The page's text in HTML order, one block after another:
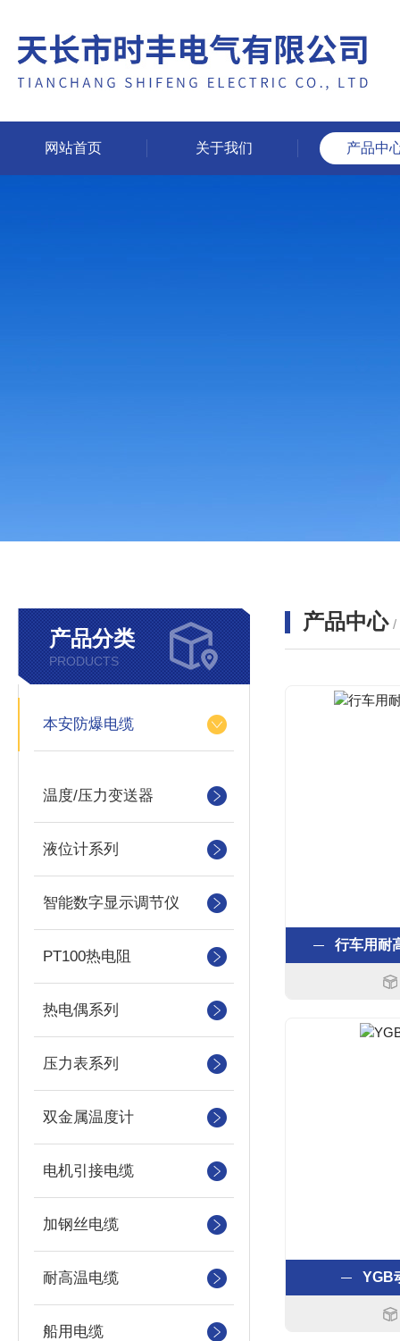
网站首页 关于我们 产品中
产品分类
PRODUCTS
本安防爆电缆
温度/压力变送器
液位计系列
智能数字显示调节仪
PT100热电阻
热电偶系列
压力表系列
双金属温度计
电机引接电缆
加钢丝电缆
耐高温电缆
船用电缆
产品中心 /
行车用耐
YGB